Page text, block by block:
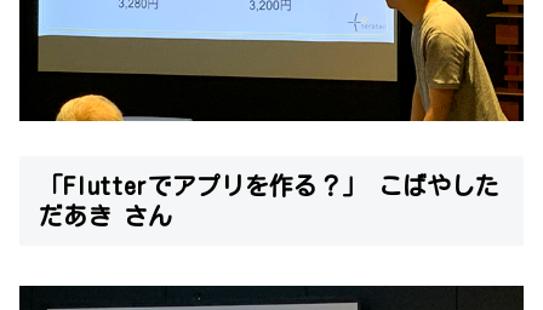
「Flutterでアプリを作る？」 こばやした
だあき さん